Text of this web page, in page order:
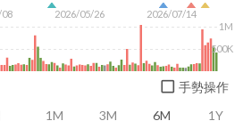
1M 3M 6M 1Y
2026/05/26 2026/07/14
500K
1M
手勢操作